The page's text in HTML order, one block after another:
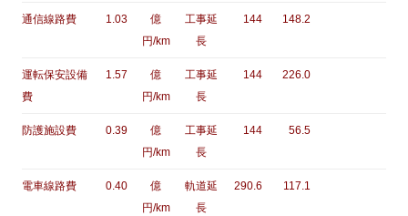
通信線路費 1.03
億
円/km
工事延
長
144 148.2
運転保安設備
費
1.57
億
円/km
工事延
長
144 226.0
防護施設費 0.39
億
円/km
工事延
長
144 56.5
電車線路費 0.40
億
円/km
軌道延
長
290.6 117.1